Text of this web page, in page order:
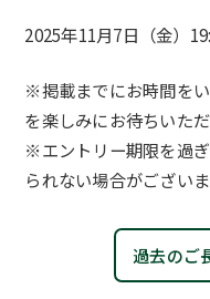
2025年11月7日（金）
※掲載までにお時間を
を楽しみにお待ちいた
※エントリー期限を過
られない場合がございま
過去のご